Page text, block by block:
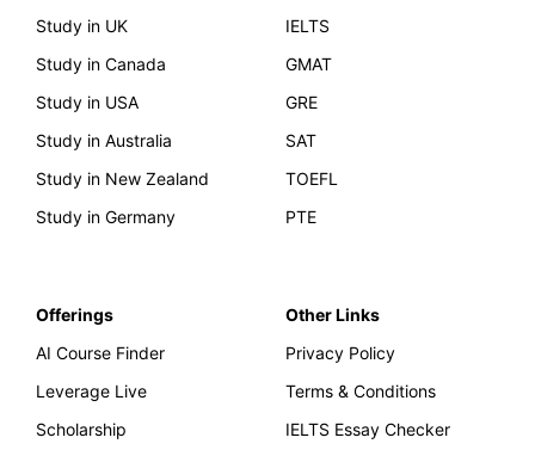
Study in UK
Study in Canada
Study in USA
Study in Australia
Study in New Zealand
Study in Germany
IELTS
GMAT
GRE
SAT
TOEFL
PTE
Offerings
AI Course Finder
Leverage Live
Scholarship
Other Links
Privacy Policy
Terms & Conditions
IELTS Essay Checker